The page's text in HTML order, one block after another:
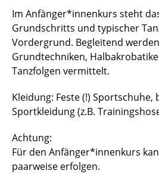
Versicherungen im Sport &
Im Anfänger*innenkurs steht
Grundschritts und typischer
Vordergrund. Begleitend
Grundtechniken,
Tanzfolgen vermittelt.
Kleidung: Feste (!) Sportschuhe,
Sportkleidung (z.B.
Achtung:
Für den Anfänger*innenkurs
paarweise erfolgen.